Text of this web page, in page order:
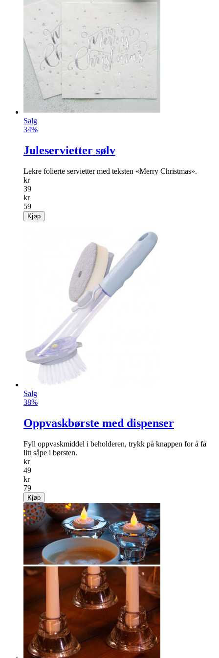
Salg
34%
Juleservietter sølv
Lekre folierte servietter med teksten «Merry Christ­mas».
kr
39
kr
59
Kjøp
Salg
38%
Oppvaskbørste med dispenser
Fyll oppvaskmiddel i beholderen, trykk på knappen for å få
litt såpe i børsten.
kr
49
kr
79
Kjøp